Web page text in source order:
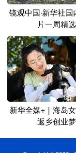
镜观中国·新华社
片一周精选
新华全媒+｜海岛女
返乡创业梦